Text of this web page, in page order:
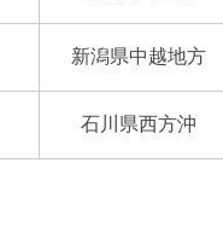
新潟県中越地方
石川県西方沖